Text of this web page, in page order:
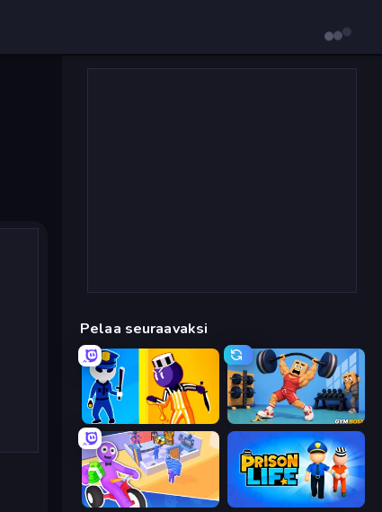
Pelaa seuraavaksi
Gym Boss
Horror Room: Scary Hotel Tycoon Prison Life